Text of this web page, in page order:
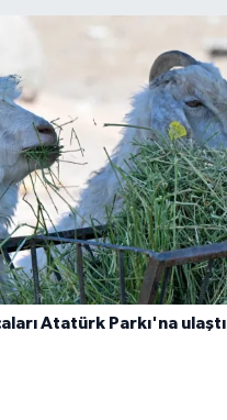
Atatürk Parkı'na ulaştı